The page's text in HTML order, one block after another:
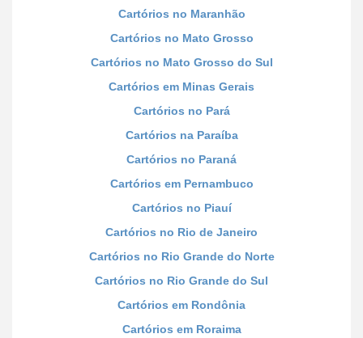
Cartórios no Maranhão
Cartórios no Mato Grosso
Cartórios no Mato Grosso do Sul
Cartórios em Minas Gerais
Cartórios no Pará
Cartórios na Paraíba
Cartórios no Paraná
Cartórios em Pernambuco
Cartórios no Piauí
Cartórios no Rio de Janeiro
Cartórios no Rio Grande do Norte
Cartórios no Rio Grande do Sul
Cartórios em Rondônia
Cartórios em Roraima